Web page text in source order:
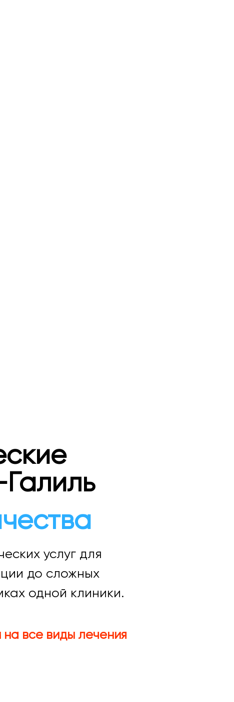
услуг для
до сложных
одной клиники.
все виды лечения